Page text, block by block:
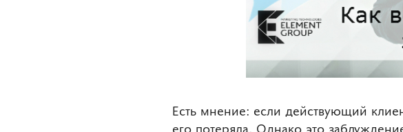
Есть мнение: если действующий
его потеряла. Однако это